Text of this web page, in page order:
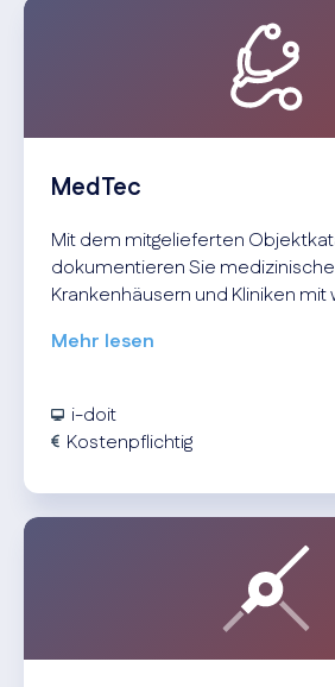
MedTec
Mit dem mitgelieferten
dokumentieren Sie
Krankenhäusern und Kliniken mit
Mehr lesen
i-doit
Kostenpflichtig